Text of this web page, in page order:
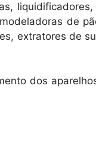
de
extratores de
dos